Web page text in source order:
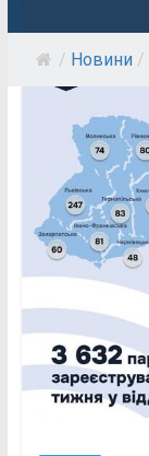
/ Новини /